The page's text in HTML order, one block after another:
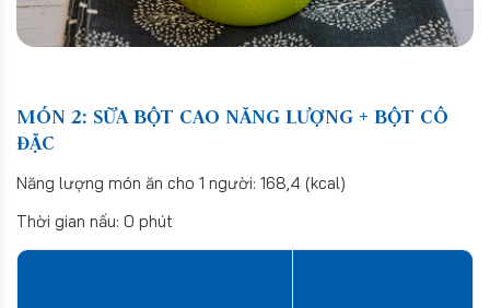
MÓN 2: SỮA BỘT CAO NĂNG LƯỢNG + BỘT CÔ
ĐẶC
Năng lượng món ăn cho 1 người: 168,4 (kcal)
Thời gian nấu: 0 phút